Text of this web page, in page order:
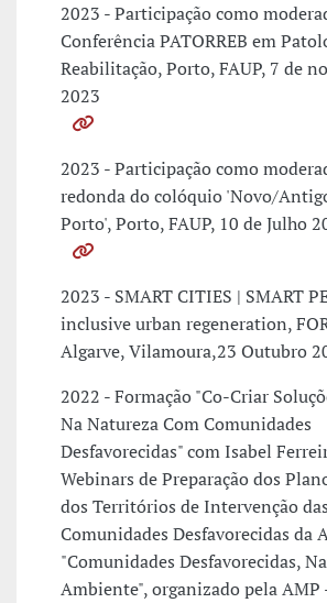
2023 - Participação como
Conferência PATORREB em
Reabilitação, Porto, FAUP, 7 de
2023
2023 - Participação como
redonda do colóquio 'Novo/
Porto', Porto, FAUP, 10 de Julho
2023 - SMART CITIES | SMART
inclusive urban regeneration,
Algarve, Vilamoura,23 Outubro
2022 - Formação "Co-Criar
Na Natureza Com Comunidades
Desfavorecidas" com Isabel
Webinars de Preparação dos
dos Territórios de Intervenção das
Comunidades Desfavorecidas da
"Comunidades Desfavorecidas,
Ambiente", organizado pela AMP